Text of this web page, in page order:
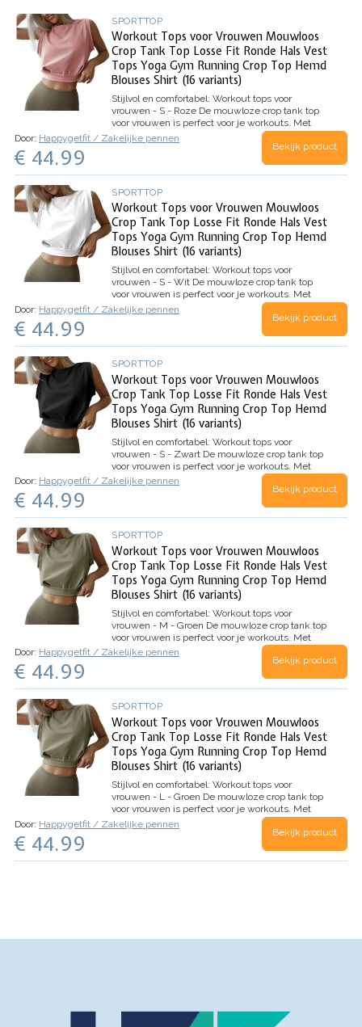
SPORTTOP
Workout Tops voor Vrouwen Mouwloos
Crop Tank Top Losse Fit Ronde Hals Vest
Tops Yoga Gym Running Crop Top Hemd
Blouses Shirt (16 variants)
Stijlvol en comfortabel: Workout tops voor
vrouwen - S - Roze De mouwloze crop tank top
voor vrouwen is perfect voor je workouts. Met
zijn losse pasvorm en ronde hals is het een
comfortabele keuze voor yoga, de sportschool en
Door: Happygetfit / Zakelijke pennen
€ 44.99 Bekijk product
SPORTTOP
Workout Tops voor Vrouwen Mouwloos
Crop Tank Top Losse Fit Ronde Hals Vest
Tops Yoga Gym Running Crop Top Hemd
Blouses Shirt (16 variants)
Stijlvol en comfortabel: Workout tops voor
vrouwen - S - Wit De mouwloze crop tank top
voor vrouwen is perfect voor je workouts. Met
zijn losse pasvorm en ronde hals is het een
comfortabele keuze voor yoga, de sportschool en
Door: Happygetfit / Zakelijke pennen
€ 44.99 Bekijk product
SPORTTOP
Workout Tops voor Vrouwen Mouwloos
Crop Tank Top Losse Fit Ronde Hals Vest
Tops Yoga Gym Running Crop Top Hemd
Blouses Shirt (16 variants)
Stijlvol en comfortabel: Workout tops voor
vrouwen - S - Zwart De mouwloze crop tank top
voor vrouwen is perfect voor je workouts. Met
zijn losse pasvorm en ronde hals is het een
comfortabele keuze voor yoga, de sportschool en
Door: Happygetfit / Zakelijke pennen
€ 44.99 Bekijk product
SPORTTOP
Workout Tops voor Vrouwen Mouwloos
Crop Tank Top Losse Fit Ronde Hals Vest
Tops Yoga Gym Running Crop Top Hemd
Blouses Shirt (16 variants)
Stijlvol en comfortabel: Workout tops voor
vrouwen - M - Groen De mouwloze crop tank top
voor vrouwen is perfect voor je workouts. Met
zijn losse pasvorm en ronde hals is het een
comfortabele keuze voor yoga, de sportschool en
Door: Happygetfit / Zakelijke pennen
€ 44.99 Bekijk product
SPORTTOP
Workout Tops voor Vrouwen Mouwloos
Crop Tank Top Losse Fit Ronde Hals Vest
Tops Yoga Gym Running Crop Top Hemd
Blouses Shirt (16 variants)
Stijlvol en comfortabel: Workout tops voor
vrouwen - L - Groen De mouwloze crop tank top
voor vrouwen is perfect voor je workouts. Met
zijn losse pasvorm en ronde hals is het een
comfortabele keuze voor yoga, de sportschool en
Door: Happygetfit / Zakelijke pennen
€ 44.99 Bekijk product